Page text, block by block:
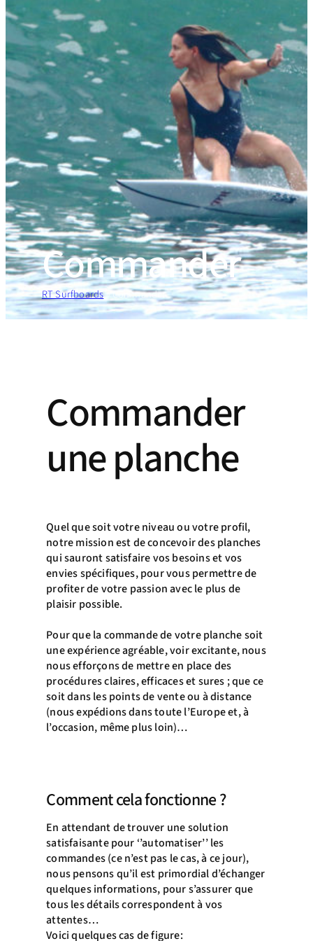
Commander
RT Surfboards»Commander
Commander
une planche
Quel que soit votre niveau ou votre profil,
notre mission est de concevoir des planches
qui sauront satisfaire vos besoins et vos
envies spécifiques, pour vous permettre de
profiter de votre passion avec le plus de
plaisir possible.
Pour que la commande de votre planche soit
une expérience agréable, voir excitante, nous
nous efforçons de mettre en place des
procédures claires, efficaces et sures ; que ce
soit dans les points de vente ou à distance
(nous expédions dans toute l’Europe et, à
l’occasion, même plus loin)…
Comment cela fonctionne ?
En attendant de trouver une solution
satisfaisante pour ‘’automatiser’’ les
commandes (ce n’est pas le cas, à ce jour),
nous pensons qu’il est primordial d’échanger
quelques informations, pour s’assurer que
tous les détails correspondent à vos
attentes…
Voici quelques cas de figure: